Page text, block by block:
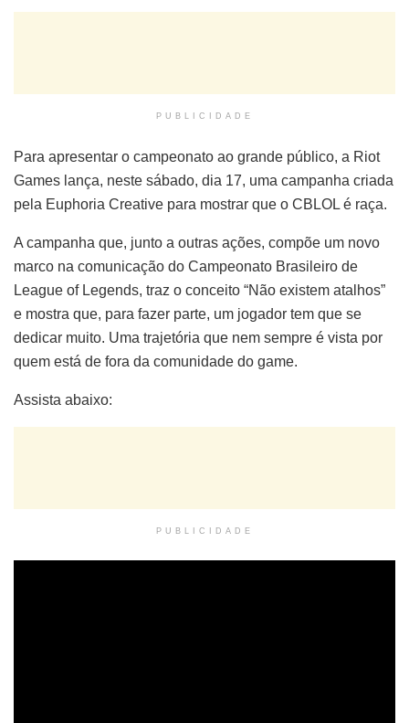
PUBLICIDADE
Para apresentar o campeonato ao grande público, a Riot
Games lança, neste sábado, dia 17, uma campanha criada
pela Euphoria Creative para mostrar que o CBLOL é raça.
A campanha que, junto a outras ações, compõe um novo
marco na comunicação do Campeonato Brasileiro de
League of Legends, traz o conceito “Não existem atalhos”
e mostra que, para fazer parte, um jogador tem que se
dedicar muito. Uma trajetória que nem sempre é vista por
quem está de fora da comunidade do game.
Assista abaixo:
PUBLICIDADE